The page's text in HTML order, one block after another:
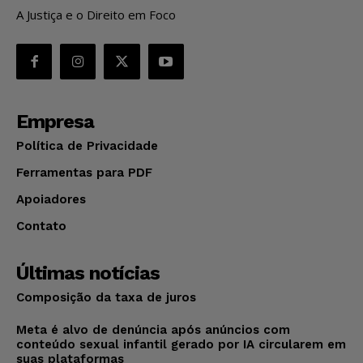
A Justiça e o Direito em Foco
Empresa
Política de Privacidade
Ferramentas para PDF
Apoiadores
Contato
Últimas notícias
Composição da taxa de juros
Meta é alvo de denúncia após anúncios com
conteúdo sexual infantil gerado por IA circularem em
suas plataformas